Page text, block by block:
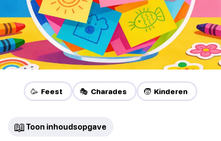
🥳 Feest 🎭 Charades 🧒 Kinderen
📖 Toon inhoudsopgave